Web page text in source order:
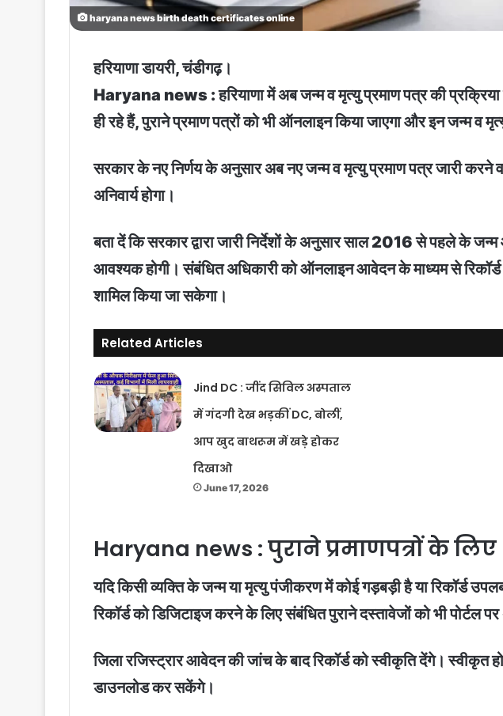
haryana news birth death certificates online
हरियाणा डायरी, चंडीगढ़।
Haryana news : हरियाणा में अब जन्म व मृत्यु प्रमाण पत्र की प्रक्रिया
ही रहे हैं, पुराने प्रमाण पत्रों को भी ऑनलाइन किया जाएगा और इन जन्म व
सरकार के नए निर्णय के अनुसार अब नए जन्म व मृत्यु प्रमाण पत्र जारी करने
अनिवार्य होगा।
बता दें कि सरकार द्वारा जारी निर्देशों के अनुसार साल 2016 से पहले के
आवश्यक होगी। संबंधित अधिकारी को ऑनलाइन आवेदन के माध्यम से रिकॉर्ड
शामिल किया जा सकेगा।
Related Articles
Jind DC : जींद सिविल अस्पताल
में गंदगी देख भड़कीं DC, बोलीं,
आप खुद बाथरूम में खड़े होकर
दिखाओ
June 17, 2026
Haryana news : पुराने प्रमाणपत्रों के
यदि किसी व्यक्ति के जन्म या मृत्यु पंजीकरण में कोई गड़बड़ी है या रिकॉर्ड
रिकॉर्ड को डिजिटाइज करने के लिए संबंधित पुराने दस्तावेजों को भी पोर्टल
जिला रजिस्ट्रार आवेदन की जांच के बाद रिकॉर्ड को स्वीकृति देंगे।
डाउनलोड कर सकेंगे।